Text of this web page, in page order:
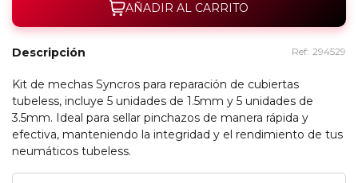
AÑADIR AL CARRITO
Descripción Ref: 294529
Kit de mechas Syncros para reparación de cubiertas
tubeless, incluye 5 unidades de 1.5mm y 5 unidades de
3.5mm. Ideal para sellar pinchazos de manera rápida y
efectiva, manteniendo la integridad y el rendimiento de tus
neumáticos tubeless.